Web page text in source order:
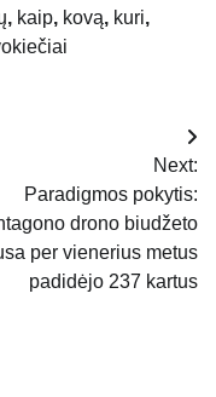
, kaip, kovą, kuri,
Next:
Paradigmos pokytis:
drono biudžeto
per vienerius metus
padidėjo 237 kartus